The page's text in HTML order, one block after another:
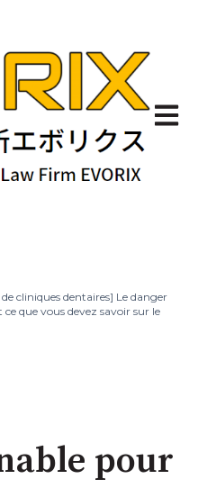
cliniques dentaires] Le danger
que vous devez savoir sur le
pour